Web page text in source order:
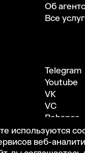
используются
веб-
Об
Все
Telegram
Youtube
VK
VC
Behance
Dribbble